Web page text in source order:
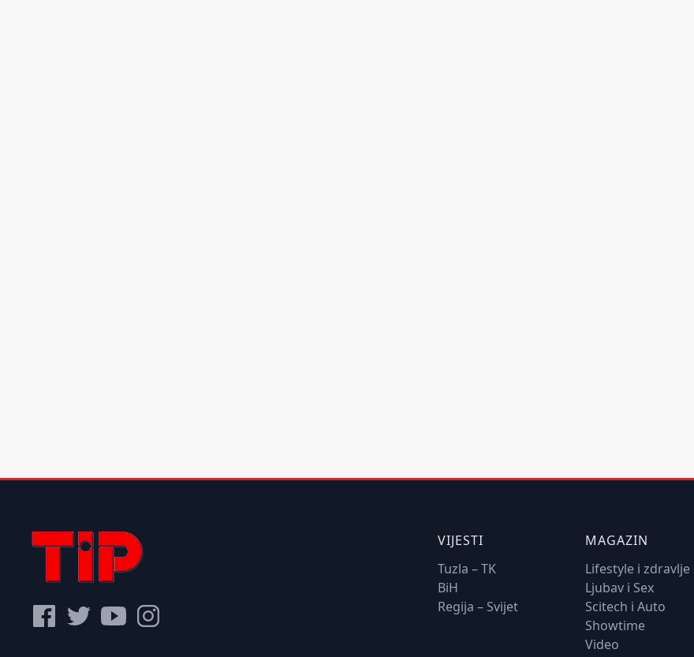
VIJESTI
Tuzla – TK
BiH
Regija – Svijet
MAGAZIN
Lifestyle i zdravlje
Ljubav i Sex
Scitech i Auto
Showtime
Video